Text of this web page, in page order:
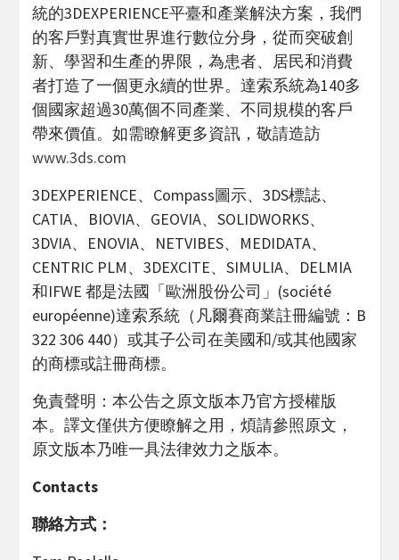
統的3DEXPERIENCE平臺和產業解決方案，我們
的客戶對真實世界進行數位分身，從而突破創
新、學習和生產的界限，為患者、居民和消費
者打造了一個更永續的世界。達索系統為140多
個國家超過30萬個不同產業、不同規模的客戶
帶來價值。如需瞭解更多資訊，敬請造訪
www.3ds.com
3DEXPERIENCE、Compass圖示、3DS標誌、
CATIA、BIOVIA、GEOVIA、SOLIDWORKS、
3DVIA、ENOVIA、NETVIBES、MEDIDATA、
CENTRIC PLM、3DEXCITE、SIMULIA、DELMIA
和IFWE 都是法國「歐洲股份公司」(société
européenne)達索系統（凡爾賽商業註冊編號：B
322 306 440）或其子公司在美國和/或其他國家
的商標或註冊商標。
免責聲明：本公告之原文版本乃官方授權版
本。譯文僅供方便瞭解之用，煩請參照原文，
原文版本乃唯一具法律效力之版本。
Contacts
聯絡方式：